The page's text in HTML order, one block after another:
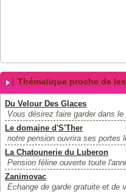
Thématique proche de
Du Velour Des Glaces
Vous désirez faire garder dans
Le domaine d'S'Ther
notre pension ouvrira ses portes
La Chatounerie du Luberon
Pension féline ouverte toute
Zanimovac
Echange de garde gratuite et